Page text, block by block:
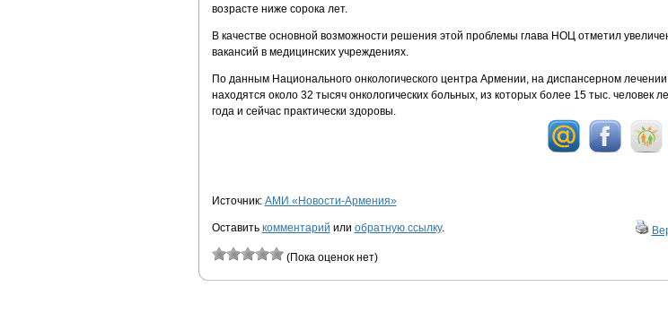
возрасте ниже сорока лет.
В качестве основной возможности решения этой проблемы глава НОЦ отметил
вакансий в медицинских учреждениях.
По данным Национального онкологического центра Армении, на диспансерном
находятся около 32 тысяч онкологических больных, из которых более 15 тыс. человек
года и сейчас практически здоровы.
Источник: АМИ «Новости-Армения»
Оставить комментарий или обратную ссылку.
(Пока оценок нет)